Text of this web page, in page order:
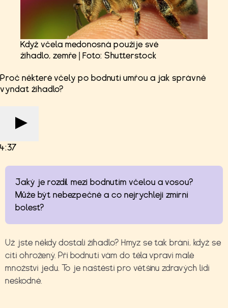
Když včela medonosná použije své
žihadlo, zemře | Foto: Shutterstock
Proč některé včely po bodnutí umřou a jak správně
vyndat žihadlo?
4:37
Jaký je rozdíl mezi bodnutím včelou a vosou?
Může být nebezpečné a co nejrychleji zmírní
bolest?
Už jste někdy dostali žihadlo? Hmyz se tak brání, když se
cítí ohrožený. Při bodnutí vám do těla vpraví malé
množství jedu. To je naštěstí pro většinu zdravých lidí
neškodné.